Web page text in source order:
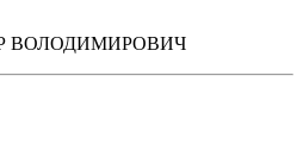
ВОЛОДИМИРОВИЧ